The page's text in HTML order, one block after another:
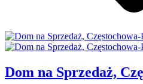
Dom na Sprzedaż,